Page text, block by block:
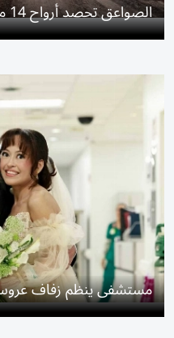
الصواعق تحصد أرواح 14 مزارعاً شرق الهند
مستشفى ينظم زفاف